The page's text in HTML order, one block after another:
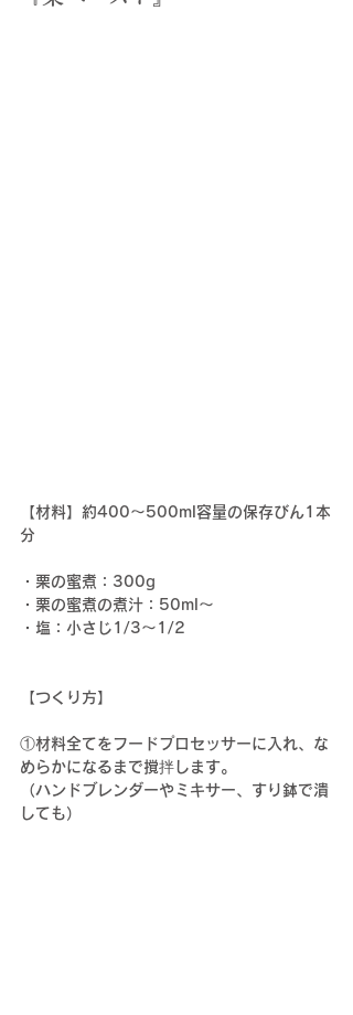
【材料】 約400〜500ml容量の保存びん1本
分
・栗の蜜煮：300g
・栗の蜜煮の煮汁：50ml〜
・塩：小さじ1/3〜1/2
【つくり方】
①材料全てをフードプロセッサーに入れ、な
めらかになるまで撹拌します。
（ハンドブレンダーやミキサー、すり鉢で潰
しても）